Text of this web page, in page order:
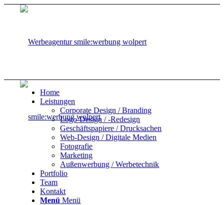
Home
Leistungen
Corporate Design / Branding
Logo-Design / -Redesign
Geschäftspapiere / Drucksachen
Web-Design / Digitale Medien
Fotografie
Marketing
Außenwerbung / Werbetechnik
Portfolio
Team
Kontakt
Menü Menü